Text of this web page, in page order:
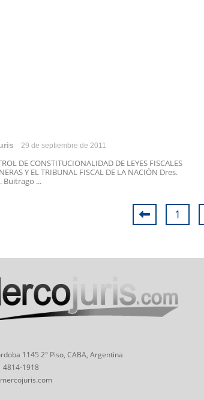
29 de septiembre de 2011
DE CONSTITUCIONALIDAD DE LEYES FISCALES
Y EL TRIBUNAL FISCAL DE LA NACIÓN Dres.
Buitrago ...
1
1145 2° Piso, CABA, Argentina
4814-1918